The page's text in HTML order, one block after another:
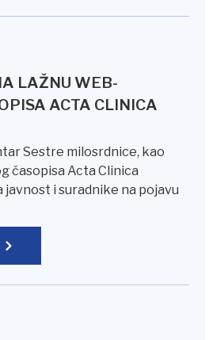
LAŽNU WEB-
ACTA CLINICA
Sestre milosrdnice, kao
časopisa Acta Clinica
javnost i suradnike na pojavu